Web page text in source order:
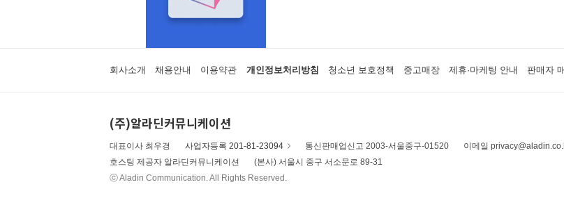
회사소개 채용안내 이용약관 개인정보처리방침 청소년 보호정책 중고매장 제휴·마케팅 안내 판매자
(주)알라딘커뮤니케이션
대표이사 최우경 사업자등록 201-81-23094 통신판매업신고 2003-서울중구-01520
이메일
호스팅 제공자 알라딘커뮤니케이션
(본사) 서울시 중구 서소문로 89-31
ⓒ Aladin Communication. All Rights Reserved.